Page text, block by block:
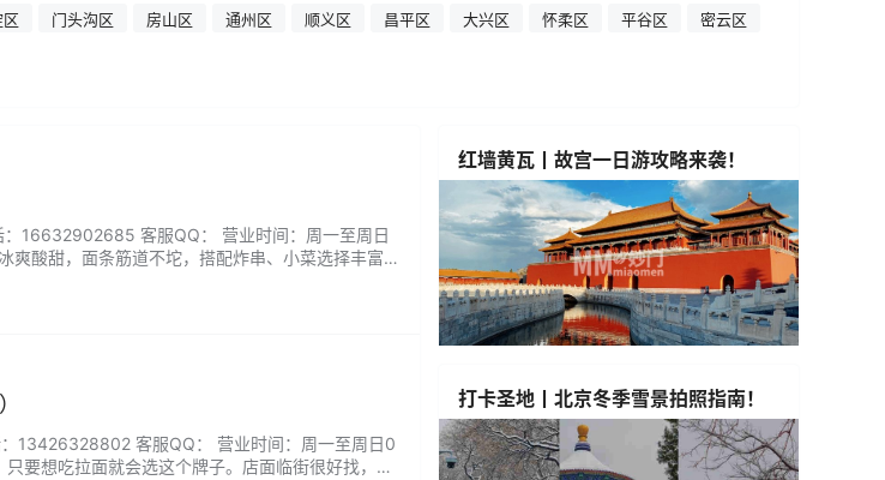
门头沟区 房山区 通州区 顺义区 昌平区 大兴区 怀柔区 平谷区 密云区
16632902685 客服QQ： 营业时间：周一至周日
酸甜，面条筋道不坨，搭配炸串、小菜选择丰富。
13426328802 客服QQ： 营业时间：周一至周日0
要想吃拉面就会选这个牌子。店面临街很好找，路
红墙黄瓦丨故宫一日游攻略来袭！
打卡圣地丨北京冬季雪景拍照指南！